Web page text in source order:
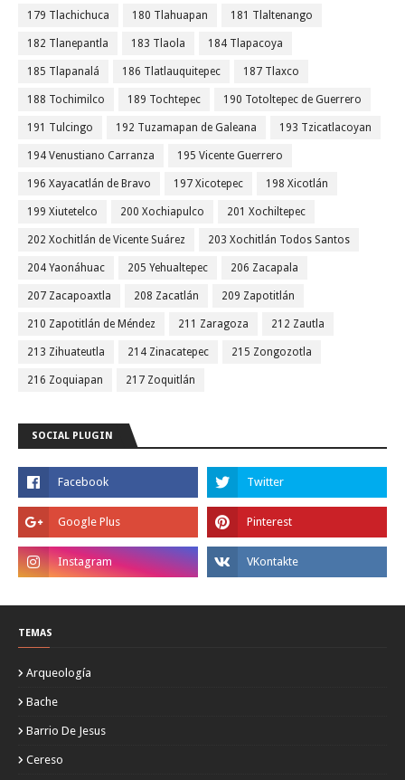
179 Tlachichuca 180 Tlahuapan 181 Tlaltenango
182 Tlanepantla 183 Tlaola 184 Tlapacoya
185 Tlapanalá 186 Tlatlauquitepec 187 Tlaxco
188 Tochimilco 189 Tochtepec 190 Totoltepec de Guerrero
191 Tulcingo 192 Tuzamapan de Galeana 193 Tzicatlacoyan
194 Venustiano Carranza 195 Vicente Guerrero
196 Xayacatlán de Bravo 197 Xicotepec 198 Xicotlán
199 Xiutetelco 200 Xochiapulco 201 Xochiltepec
202 Xochitlán de Vicente Suárez 203 Xochitlán Todos Santos
204 Yaonáhuac 205 Yehualtepec 206 Zacapala
207 Zacapoaxtla 208 Zacatlán 209 Zapotitlán
210 Zapotitlán de Méndez 211 Zaragoza 212 Zautla
213 Zihuateutla 214 Zinacatepec 215 Zongozotla
216 Zoquiapan 217 Zoquitlán
SOCIAL PLUGIN
TEMAS
Arqueología
Bache
Barrio De Jesus
Cereso